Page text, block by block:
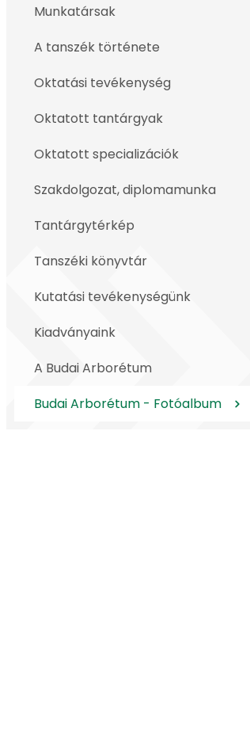
Munkatársak
A tanszék története
Oktatási tevékenység
Oktatott tantárgyak
Oktatott specializációk
Szakdolgozat, diplomamunka
Tantárgytérkép
Tanszéki könyvtár
Kutatási tevékenységünk
Kiadványaink
A Budai Arborétum
Budai Arborétum - Fotóalbum